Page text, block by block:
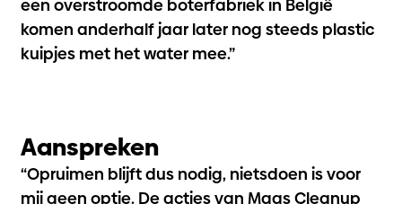
een overstroomde boterfabriek in België
komen anderhalf jaar later nog steeds plastic
kuipjes met het water mee.”
Aanspreken
“Opruimen blijft dus nodig, nietsdoen is voor
mij geen optie. De acties van Maas Cleanup